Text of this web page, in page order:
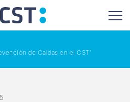
de Caídas en el CST"